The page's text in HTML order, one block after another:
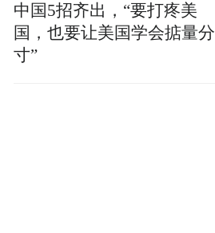
中国5招齐出，“要打疼美
国，也要让美国学会掂量分
寸”